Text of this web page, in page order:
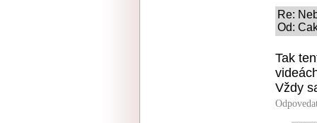
Re:
Od:
Tak
Vždy